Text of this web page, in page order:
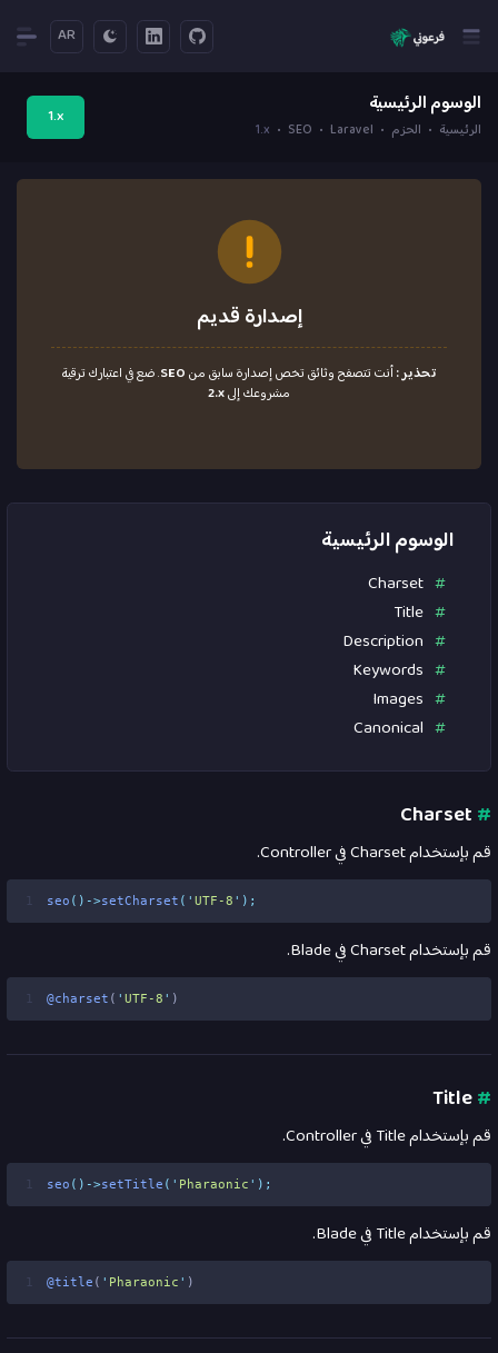
AR
الوسوم الرئيسية
الرئيسية الحزم Laravel
SEO
1.x
1.x
إصدارة قديم
تحذير :أنت تتصفح وثائق تخص إصدارة سابق منSEO. ضع في اعتبارك ترقية
مشروعك إلى2.x
الوسوم الرئيسية
Charset
Title
Description
Keywords
Images
Canonical
#
قم بإستخدام Charset في Controller.
1 seo ()->setCharset ( ' UTF-8 ' );
قم بإستخدام Charset في Blade.
1 @charset ( ' UTF-8 ' )
#
قم بإستخدام Title في Controller.
1 seo ()->setTitle ( ' Pharaonic ' );
قم بإستخدام Title في Blade.
1 @title ( ' Pharaonic ' )